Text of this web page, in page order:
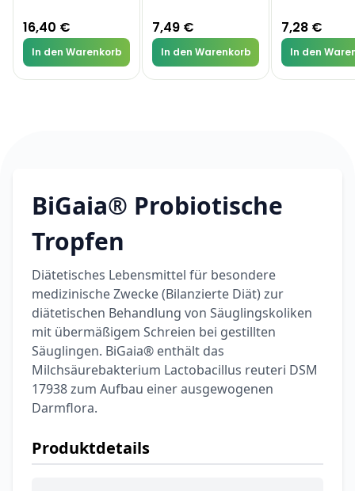
16,40 €
In den Warenkorb
7,49 €
In den Warenkorb
7,28 €
In den
BiGaia® Probiotische
Tropfen
Diätetisches Lebensmittel für besondere
medizinische Zwecke (Bilanzierte Diät) zur
diätetischen Behandlung von Säuglingskoliken
mit übermäßigem Schreien bei gestillten
Säuglingen. BiGaia® enthält das
Milchsäurebakterium Lactobacillus reuteri DSM
17938 zum Aufbau einer ausgewogenen
Darmflora.
Produktdetails